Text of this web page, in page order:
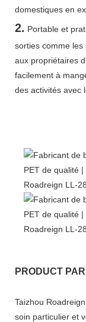
domestiques en
2. Portable et
sorties comme
aux propriétaires
facilement à
des activités avec
PRODUCT
Taizhou
soin particulier et